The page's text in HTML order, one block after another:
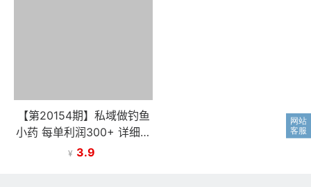
【第20154期】私域做钓鱼
小药 每单利润300+ 详细流
程拆解
¥ 3.9